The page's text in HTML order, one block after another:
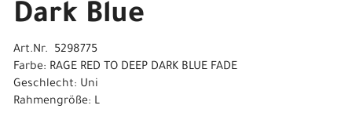
Dark Blue
Art.Nr. 5298775
Farbe: RAGE RED TO DEEP DARK BLUE FADE
Geschlecht: Uni
Rahmengröße: L